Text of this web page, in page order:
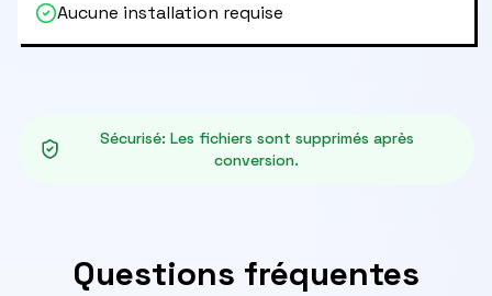
Aucune installation requise
Sécurisé: Les fichiers sont supprimés après
conversion.
Questions fréquentes